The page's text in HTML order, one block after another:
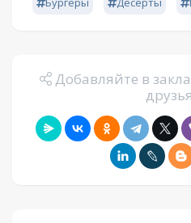
Добавляйте в